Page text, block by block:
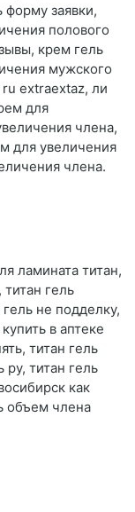
форму заявки,
полового
крем гель
мужского
extraextaz, ли
для
члена,
для увеличения
члена.
ламината титан,
гель
гель не подделку,
в аптеке
титан гель
титан гель
как
объем члена